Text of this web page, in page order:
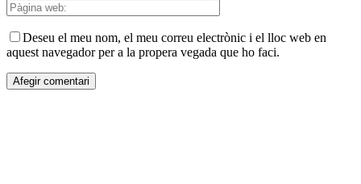
Deseu el meu nom, el meu correu electrònic i el lloc web en
aquest navegador per a la propera vegada que ho faci.